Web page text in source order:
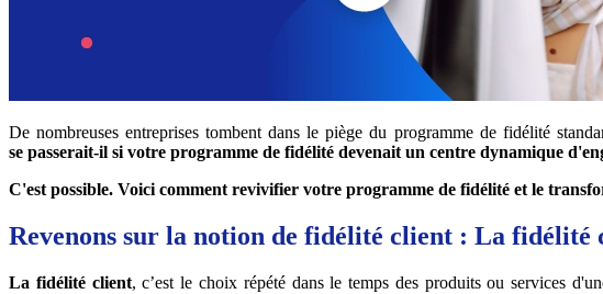
De nombreuses entreprises tombent dans le piège du programme de fidélité
se passerait-il si votre programme de fidélité devenait un centre dynamique
C'est possible. Voici comment revivifier votre programme de fidélité et le
Revenons sur la notion de fidélité client : La fidélité
La fidélité client, c’est le choix répété dans le temps des produits ou services